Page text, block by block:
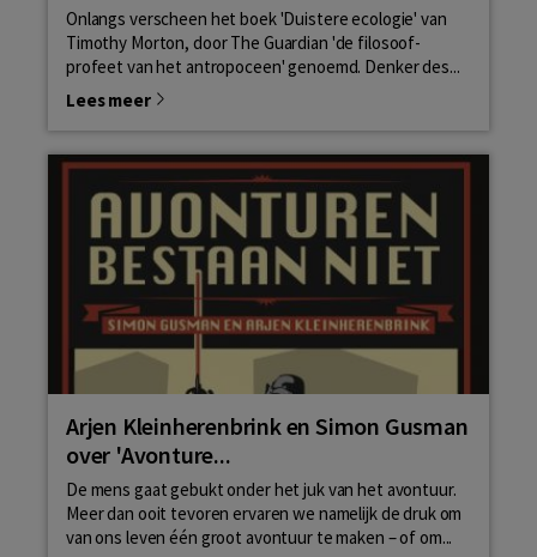
Onlangs verscheen het boek 'Duistere ecologie' van
Timothy Morton, door The Guardian 'de filosoof-
profeet van het antropoceen' genoemd. Denker des...
Lees meer
Arjen Kleinherenbrink en Simon Gusman
over 'Avonture...
De mens gaat gebukt onder het juk van het avontuur.
Meer dan ooit tevoren ervaren we namelijk de druk om
van ons leven één groot avontuur te maken – of om...